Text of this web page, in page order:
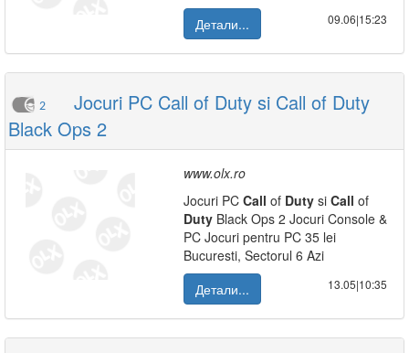
Детали...
09.06|15:23
2
Jocuri PC Call of Duty si Call of Duty
Black Ops 2
www.olx.ro
Jocuri PC Call of Duty si Call of
Duty Black Ops 2 Jocuri Console &
PC Jocuri pentru PC 35 lei
Bucuresti, Sectorul 6 Azi
Детали...
13.05|10:35